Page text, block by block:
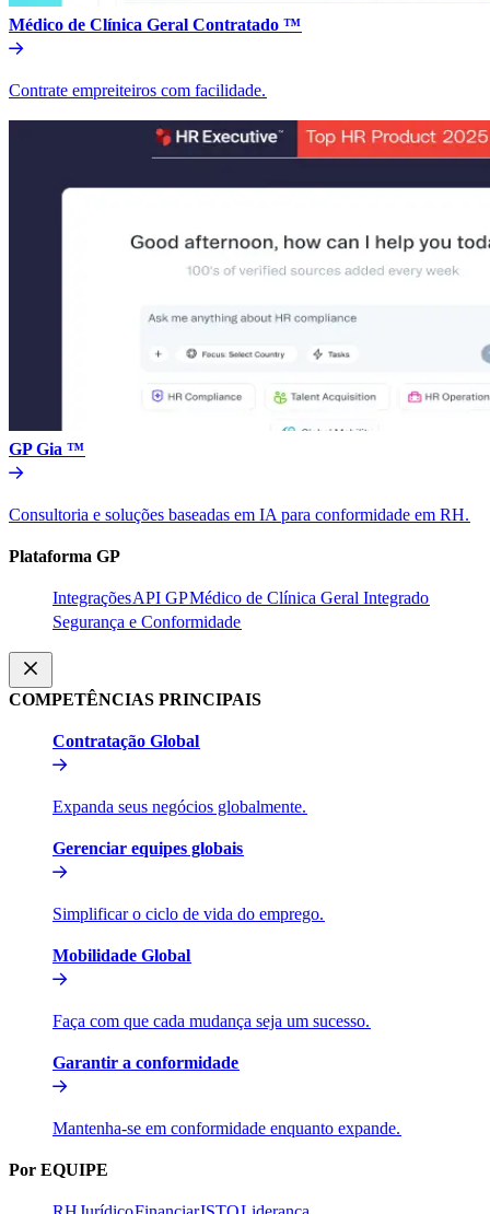
Médico de Clínica Geral Contratado ™​​
Contrate empreiteiros com facilidade.​​
GP Gia ™​​
Consultoria e soluções baseadas em IA para conformidade em RH.​​
Plataforma GP​​
Integrações​​API GP​​Médico de Clínica Geral Integrado​​
Segurança e Conformidade​​
COMPETÊNCIAS PRINCIPAIS​​
Contratação Global​​
Expanda seus negócios globalmente.​​
Gerenciar equipes globais​​
Simplificar o ciclo de vida do emprego.​​
Mobilidade Global​​
Faça com que cada mudança seja um sucesso.​​
Garantir a conformidade​​
Mantenha-se em conformidade enquanto expande.​​
Por EQUIPE​​